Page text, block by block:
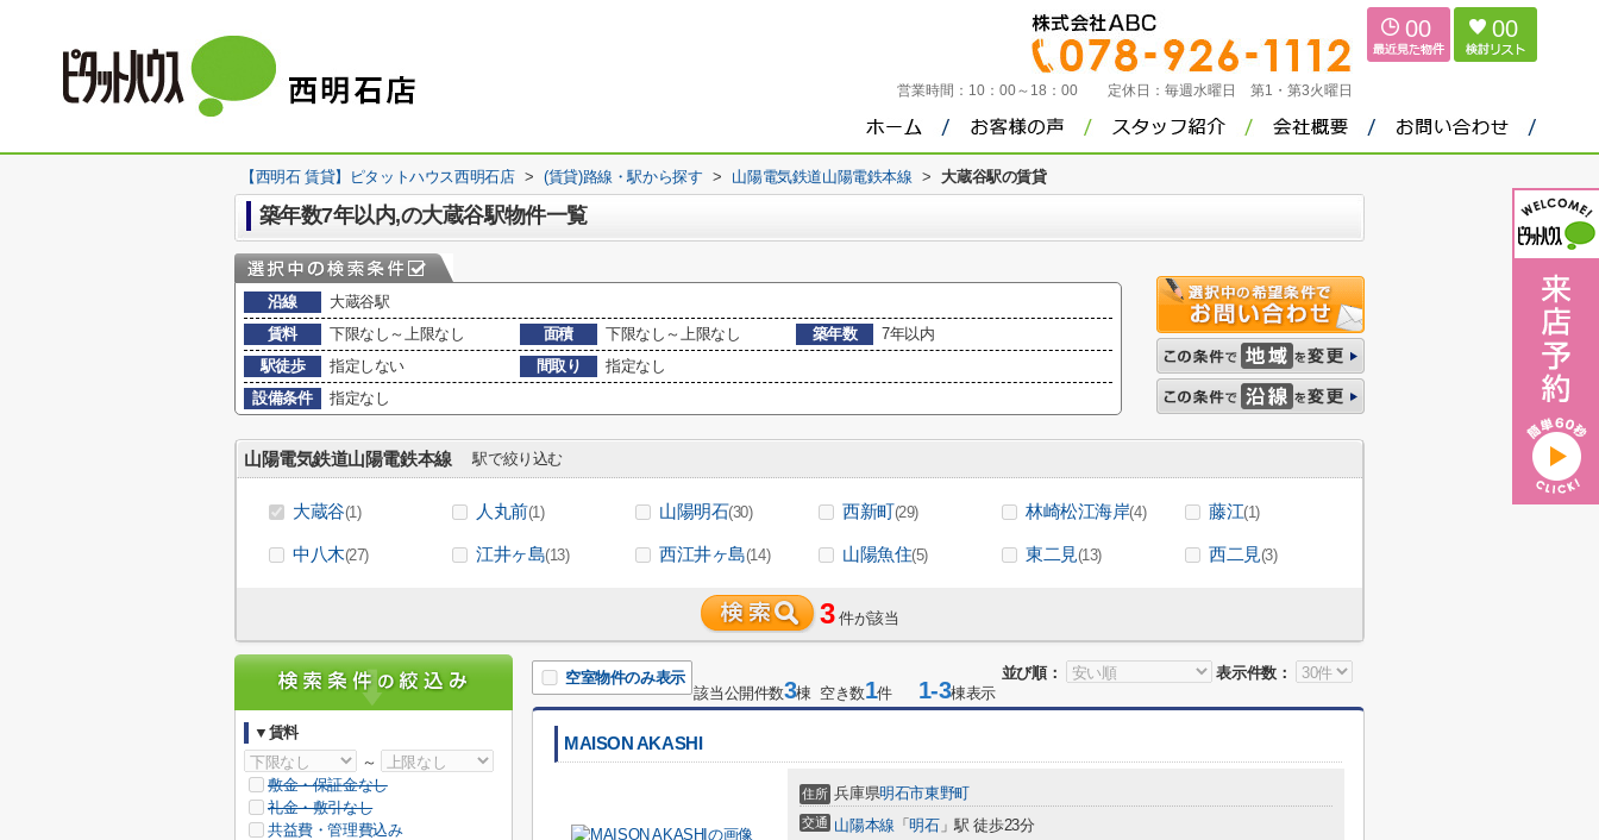
営業時間： 10：00～18：00 定休日： 毎週水曜日 第1・第3火曜日
00 00
【西明石 賃貸】ピタットハウス西明石店 > (賃貸)路線・駅から探す > 山陽電気鉄道山陽電鉄本線 > 大蔵谷駅の賃貸
築年数7年以内,の大蔵谷駅物件一覧
沿線
大蔵谷駅
賃料
下限なし～上限なし 面積 下限なし～上限なし 築年数
7年以内
駅徒歩
指定しない 間取り
指定なし
設備条件
指定なし
山陽電気鉄道山陽電鉄本線 駅で絞り込む
大蔵谷(1) 人丸前(1) 山陽明石(30) 西新町(29) 林崎松江海岸(4) 藤江(1)
中八木(27) 江井ヶ島(13) 西江井ヶ島(14) 山陽魚住(5) 東二見(13) 西二見(3)
3 件が該当
並び順： 表示件数：
空室物件のみ表示
該当公開件数3棟 空き数1件 1-3棟表示
MAISON AKASHI
住所 兵庫県明石市東野町
交通 山陽本線 「明石」駅 徒歩23分
▼賃料
～
敷金・保証金なし
礼金・敷引なし
共益費・管理費込み